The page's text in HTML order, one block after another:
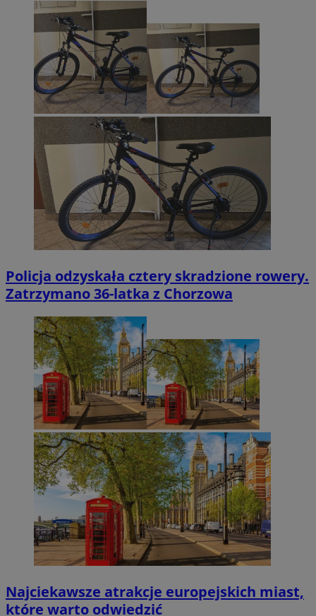
Policja odzyskała cztery skradzione rowery.
Zatrzymano 36-latka z Chorzowa
Najciekawsze atrakcje europejskich miast,
które warto odwiedzić